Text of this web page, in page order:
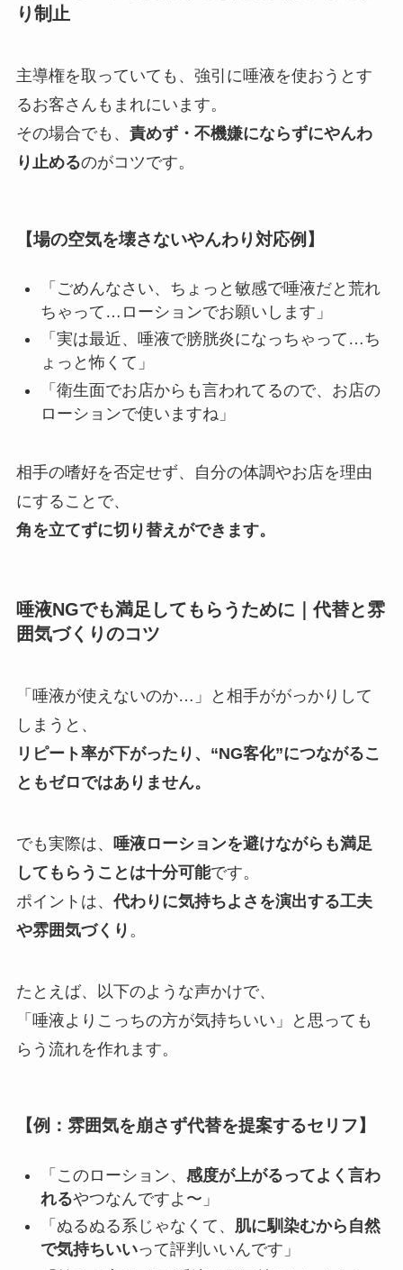
り制止
主導権を取っていても、強引に唾液を使おうとす
るお客さんもまれにいます。
その場合でも、 責めず・不機嫌にならずにやんわ
り止めるのがコツです。
【場の空気を壊さないやんわり対応例】
「ごめんなさい、ちょっと敏感で唾液だと荒れ
ちゃって…ローションでお願いします」
「実は最近、唾液で膀胱炎になっちゃって…ち
ょっと怖くて」
「衛生面でお店からも言われてるので、お店の
ローションで使いますね」
相手の嗜好を否定せず、自分の体調やお店を理由
にすることで、
角を立てずに切り替えができます。
唾液NGでも満足してもらうために｜代替と雰
囲気づくりのコツ
「唾液が使えないのか…」と相手ががっかりして
しまうと、
リピート率が下がったり、“NG客化”につながるこ
ともゼロではありません。
でも実際は、 唾液ローションを避けながらも満足
してもらうことは十分可能です。
ポイントは、 代わりに気持ちよさを演出する工夫
や雰囲気づくり 。
たとえば、以下のような声かけで、
「唾液よりこっちの方が気持ちいい」と思っても
らう流れを作れます。
【例：雰囲気を崩さず代替を提案するセリフ】
「このローション、 感度が上がるってよく言わ
れるやつなんですよ〜」
「ぬるぬる系じゃなくて、 肌に馴染むから自然
で気持ちいいって評判いいんです」